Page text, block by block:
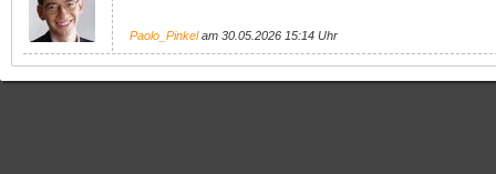
Paolo_Pinkelam 30.05.2026 15:14 Uhr